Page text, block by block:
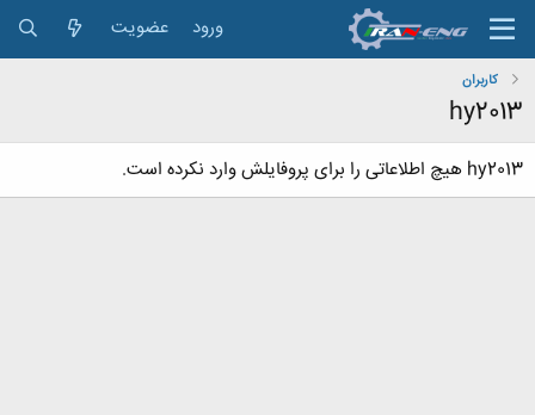
ورود عضویت
کاربران
hy2013
hy2013 هیچ اطلاعاتی را برای پروفایلش وارد نکرده است.